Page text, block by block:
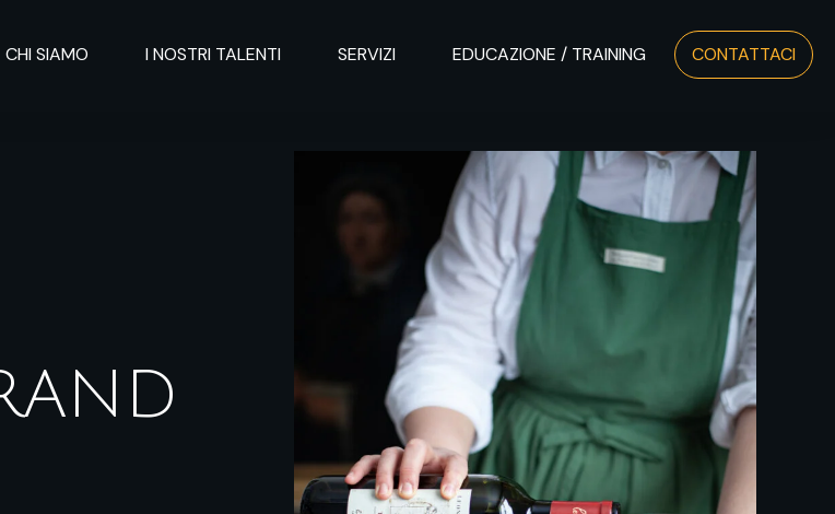
CHI SIAMO I NOSTRI TALENTI SERVIZI EDUCAZIONE / TRAINING CONTATTACI